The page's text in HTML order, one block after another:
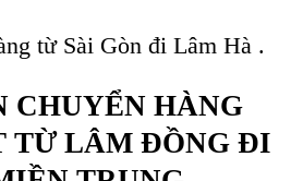
từ Sài Gòn đi Lâm Hà .
CHUYỂN HÀNG
TỪ LÂM ĐỒNG ĐI